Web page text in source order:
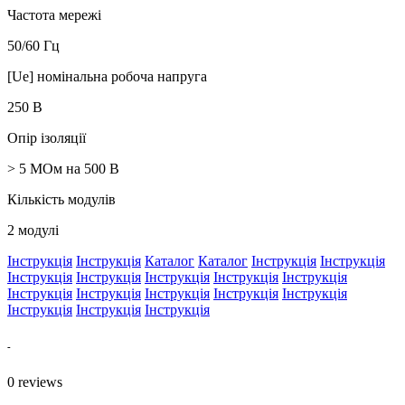
Частота мережі
50/60 Гц
[Ue] номінальна робоча напруга
250 В
Опір ізоляції
> 5 МОм на 500 В
Кількість модулів
2 модулі
Інструкція Інструкція Каталог Каталог Інструкція Інструкція
Інструкція Інструкція Інструкція Інструкція Інструкція
Інструкція Інструкція Інструкція Інструкція Інструкція
Інструкція Інструкція Інструкція
-
0 reviews